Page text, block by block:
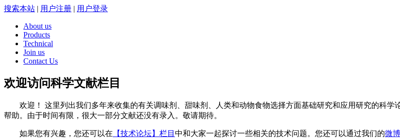
搜索本站 | 用户注册 | 用户登录
About us
Products
Technical
Join us
Contact Us
欢迎访问科学文献栏目
欢迎！ 这里列出我们多年来收集的有关调味剂、甜味剂、人类和动物食物选择方面基础研究和应用研究的科学
帮助。由于时间有限，很大一部分文献还没有录入。敬请期待。
如果您有兴趣，您还可以在 【技术论坛】栏目 中和大家一起探讨一些相关的技术问题。您还可以通过我们的微博